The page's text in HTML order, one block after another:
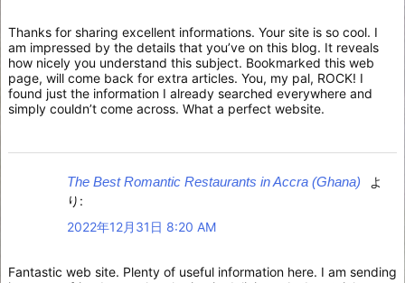
Thanks for sharing excellent informations. Your site is so cool. I
am impressed by the details that you’ve on this blog. It reveals
how nicely you understand this subject. Bookmarked this web
page, will come back for extra articles. You, my pal, ROCK! I
found just the information I already searched everywhere and
simply couldn’t come across. What a perfect website.
The Best Romantic Restaurants in Accra (Ghana)
よ
り:
2022年12月31日 8:20 AM
Fantastic web site. Plenty of useful information here. I am sending